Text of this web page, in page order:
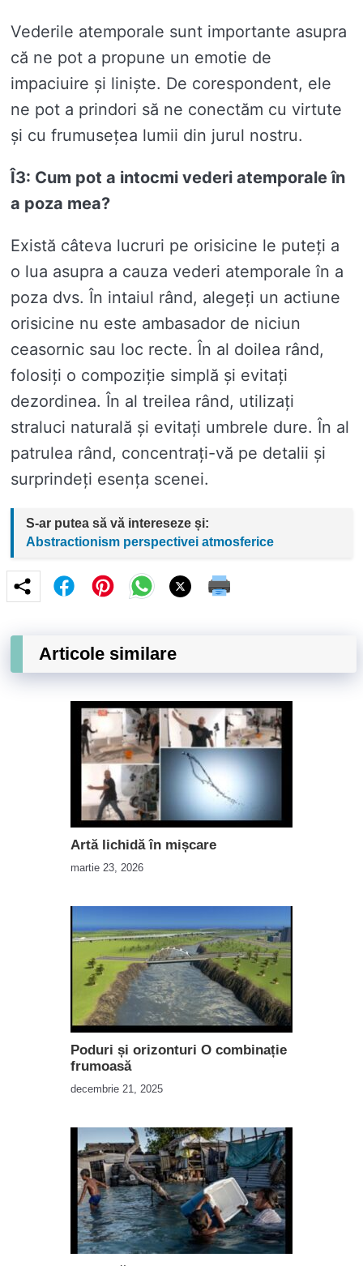
Vederile atemporale sunt importante asupra
că ne pot a propune un emotie de
impaciuire și liniște. De corespondent, ele
ne pot a prindori să ne conectăm cu virtute
și cu frumusețea lumii din jurul nostru.
Î3: Cum pot a intocmi vederi atemporale în
a poza mea?
Există câteva lucruri pe orisicine le puteți a
o lua asupra a cauza vederi atemporale în a
poza dvs. În intaiul rând, alegeți un actiune
orisicine nu este ambasador de niciun
ceasornic sau loc recte. În al doilea rând,
folosiți o compoziție simplă și evitați
dezordinea. În al treilea rând, utilizați
straluci naturală și evitați umbrele dure. În al
patrulea rând, concentrați-vă pe detalii și
surprindeți esența scenei.
S-ar putea să vă intereseze și:
Abstractionism perspectivei atmosferice
Articole similare
Artă lichidă în mișcare
martie 23, 2026
Poduri și orizonturi O combinație
frumoasă
decembrie 21, 2025